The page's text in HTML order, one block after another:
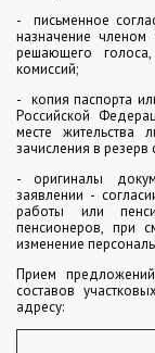
- письменное
назначение членом
решающего
комиссий;
- копия паспорта
Российской
месте жительства
зачисления в резерв
- оригиналы
заявлении -
работы или
пенсионеров, при
изменение
Прием
составов
адресу: